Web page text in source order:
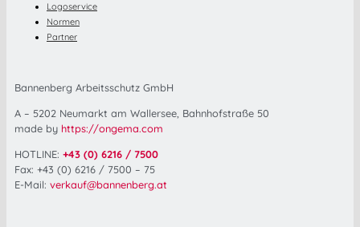
Logoservice
Normen
Partner
Bannenberg Arbeitsschutz GmbH
A – 5202 Neumarkt am Wallersee, Bahnhofstraße 50
made by https://ongema.com
HOTLINE: +43 (0) 6216 / 7500
Fax: +43 (0) 6216 / 7500 – 75
E-Mail: verkauf@bannenberg.at